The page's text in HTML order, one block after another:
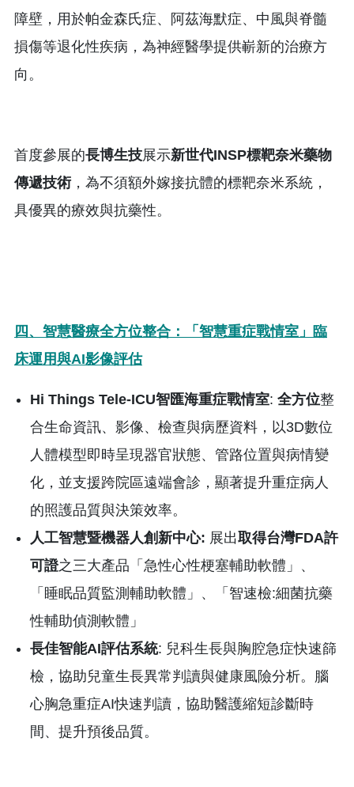
障壁，用於帕金森氏症、阿茲海默症、中風與脊髓
損傷等退化性疾病，為神經醫學提供嶄新的治療方
向。
首度參展的長博生技展示新世代INSP標靶奈米藥物
傳遞技術，為不須額外嫁接抗體的標靶奈米系統，
具優異的療效與抗藥性。
四、智慧醫療全方位整合：「智慧重症戰情室」臨
床運用與AI影像評估
Hi Things Tele-ICU智匯海重症戰情室: 全方位整
合生命資訊、影像、檢查與病歷資料，以3D數位
人體模型即時呈現器官狀態、管路位置與病情變
化，並支援跨院區遠端會診，顯著提升重症病人
的照護品質與決策效率。
人工智慧暨機器人創新中心: 展出取得台灣FDA許
可證之三大產品「急性心性梗塞輔助軟體」、
「睡眠品質監測輔助軟體」、「智速檢:細菌抗藥
性輔助偵測軟體」
長佳智能AI評估系統: 兒科生長與胸腔急症快速篩
檢，協助兒童生長異常判讀與健康風險分析。腦
心胸急重症AI快速判讀，協助醫護縮短診斷時
間、提升預後品質。